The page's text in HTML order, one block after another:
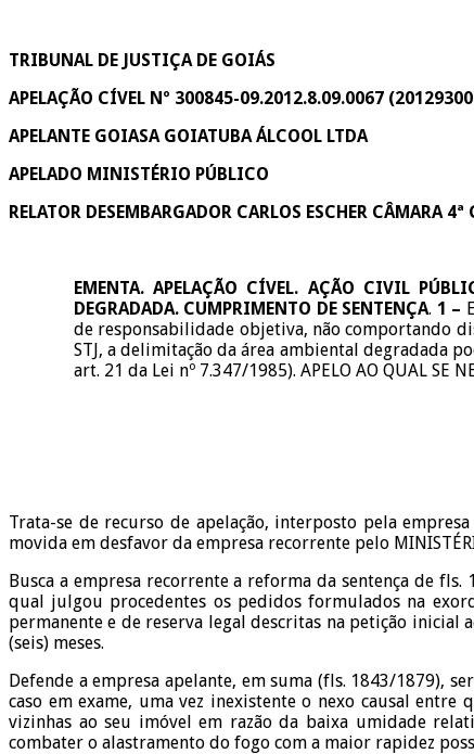
TRIBUNAL DE JUSTIÇA DE GOIÁS
APELAÇÃO CÍVEL Nº 300845-09.2012.8.09.0067
APELANTE GOIASA GOIATUBA ÁLCOOL LTDA
APELADO MINISTÉRIO PÚBLICO
RELATOR DESEMBARGADOR CARLOS ESCHER CÂMARA 4ª
EMENTA. APELAÇÃO CÍVEL. AÇÃO CIVIL
DEGRADADA. CUMPRIMENTO DE SENTENÇA. 1 –
de responsabilidade objetiva, não comportando
STJ, a delimitação da área ambiental degradada
art. 21 da Lei nº 7.347/1985). APELO AO QUAL SE
Trata-se de recurso de apelação, interposto pela
movida em desfavor da empresa recorrente pelo
Busca a empresa recorrente a reforma da sentença de
qual julgou procedentes os pedidos formulados na
permanente e de reserva legal descritas na petição inicial
(seis) meses.
Defende a empresa apelante, em suma (fls. 1843/1879),
caso em exame, uma vez inexistente o nexo causal
vizinhas ao seu imóvel em razão da baixa umidade
combater o alastramento do fogo com a maior rapidez